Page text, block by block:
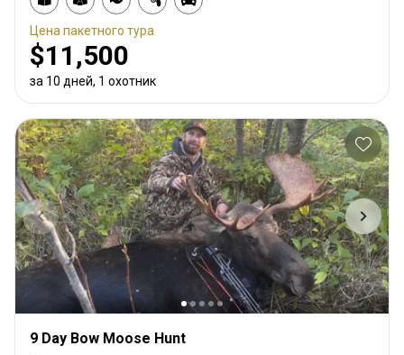
Цена пакетного тура
$11,500
за 10 дней, 1 охотник
9 Day Bow Moose Hunt